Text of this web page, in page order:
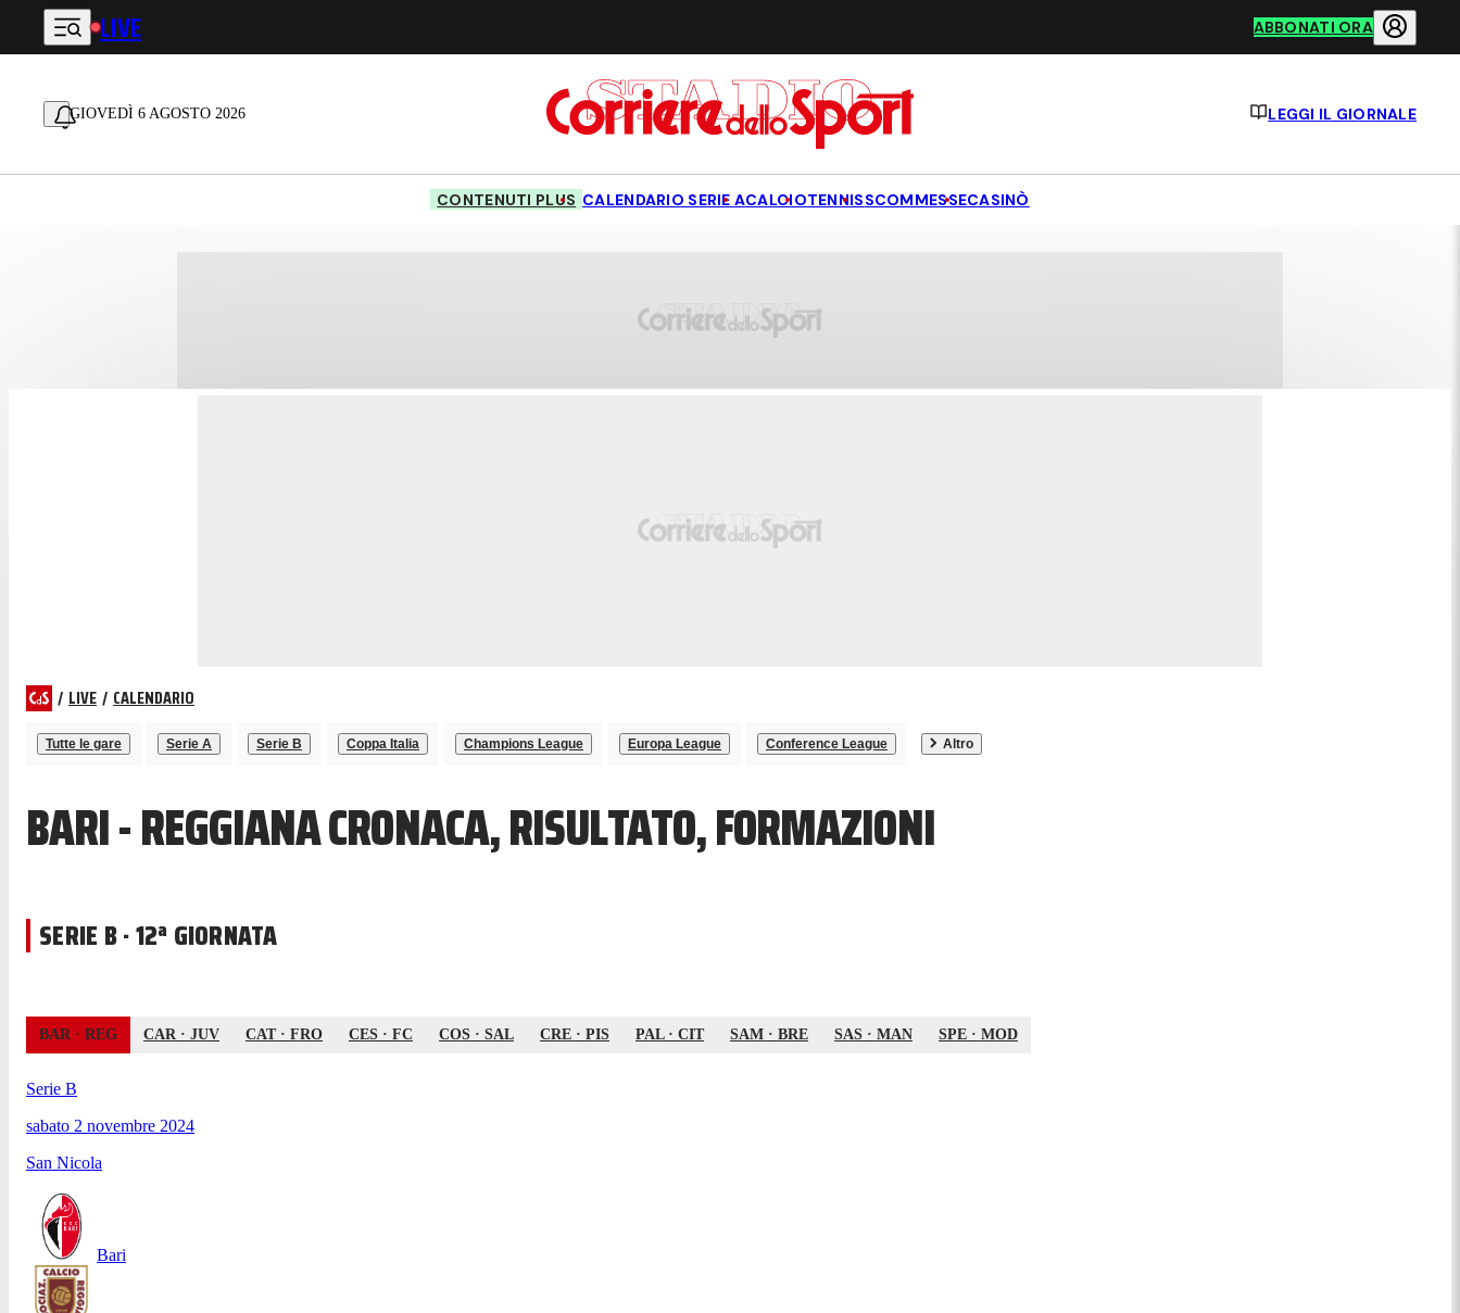
Vai al contenuto principale
LIVE ABBONATI ORA
GIOVEDÌ 6 AGOSTO 2026 LEGGI IL GIORNALE
CONTENUTI PLUS CALENDARIO SERIE ACALCIOTENNISSCOMMESSECASINÒ
/ LIVE / CALENDARIO
Tutte le gare Serie A Serie B Coppa Italia Champions League Europa League Conference League Altro
BARI - REGGIANA CRONACA, RISULTATO, FORMAZIONI
SERIE B · 12ª GIORNATA
BAR · REG CAR · JUV CAT· FRO CES · FC COS · SAL CRE · PIS PAL· CIT SAM · BRE SAS · MAN SPE · MOD
Serie B
sabato 2 novembre 2024
San Nicola
Bari